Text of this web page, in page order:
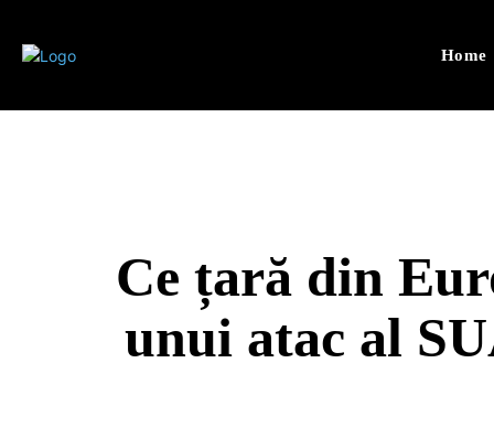
Home
Ce țară din
unui atac al